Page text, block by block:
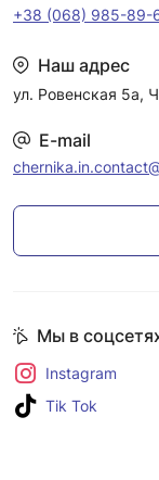
+38 (068) 985-89-
Наш адрес
ул. Ровенская 5а,
E-mail
Мы в
Instagram
Tik Tok